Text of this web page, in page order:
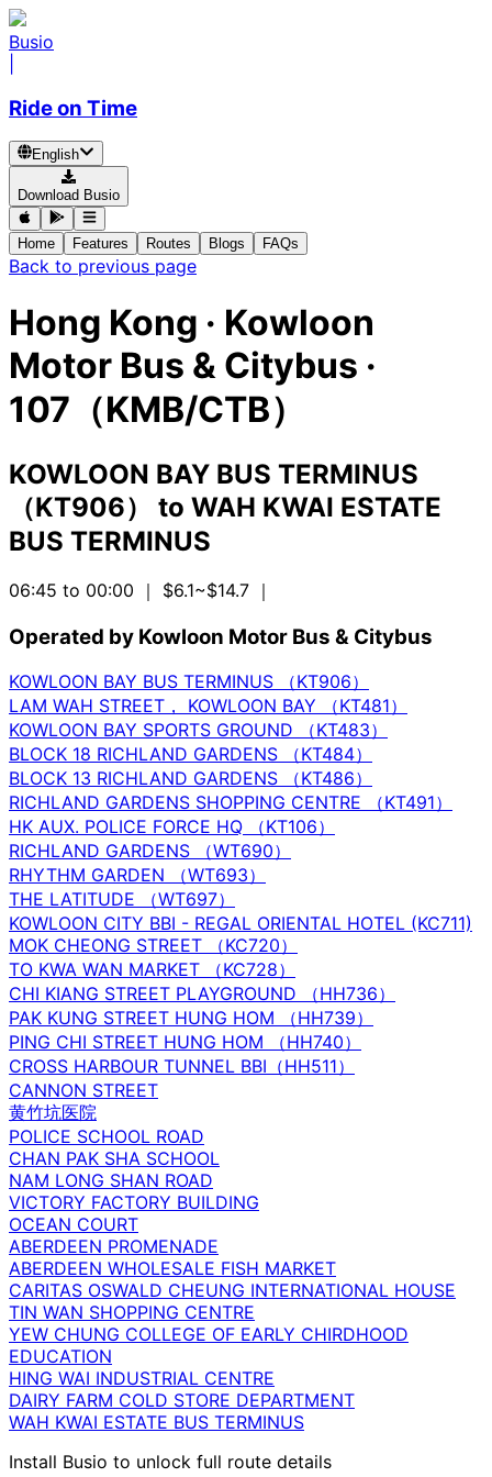
Busio
Ride on Time
English
Download Busio
Home Features Routes Blogs FAQs
Back to previous page
Hong Kong · Kowloon
Motor Bus & Citybus ·
107（KMB/CTB）
KOWLOON BAY BUS TERMINUS
（KT906）
to WAH KWAI ESTATE
BUS TERMINUS
06:45 to 00:00 ｜ $6.1~$14.7 ｜
Operated by Kowloon Motor Bus & Citybus
KOWLOON BAY BUS TERMINUS （KT906）
LAM WAH STREET， KOWLOON BAY （KT481）
KOWLOON BAY SPORTS GROUND （KT483）
BLOCK 18 RICHLAND GARDENS （KT484）
BLOCK 13 RICHLAND GARDENS （KT486）
RICHLAND GARDENS SHOPPING CENTRE （KT491）
HK AUX. POLICE FORCE HQ （KT106）
RICHLAND GARDENS （WT690）
RHYTHM GARDEN （WT693）
THE LATITUDE （WT697）
KOWLOON CITY BBI - REGAL ORIENTAL HOTEL (KC711)
MOK CHEONG STREET （KC720）
TO KWA WAN MARKET （KC728）
CHI KIANG STREET PLAYGROUND （HH736）
PAK KUNG STREET HUNG HOM （HH739）
PING CHI STREET HUNG HOM （HH740）
CROSS HARBOUR TUNNEL BBI（HH511）
CANNON STREET
黄竹坑医院
POLICE SCHOOL ROAD
CHAN PAK SHA SCHOOL
NAM LONG SHAN ROAD
VICTORY FACTORY BUILDING
OCEAN COURT
ABERDEEN PROMENADE
ABERDEEN WHOLESALE FISH MARKET
CARITAS OSWALD CHEUNG INTERNATIONAL HOUSE
TIN WAN SHOPPING CENTRE
YEW CHUNG COLLEGE OF EARLY CHIRDHOOD
EDUCATION
HING WAI INDUSTRIAL CENTRE
DAIRY FARM COLD STORE DEPARTMENT
WAH KWAI ESTATE BUS TERMINUS
Install Busio to unlock full route details